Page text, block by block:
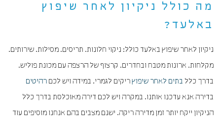
מה כולל ניקיון לאחר שיפוץ
באלעד?
ניקיון לאחר שיפוץ באלעד כולל: ניקוי חלונות. תריסים. מסילות. שירותים.
מקלחות. ארונות מטבח ובחדרים. קרצוף של הרצפה עם מכונת פוליש.
בדרך כלל בתים לאחר שיפוץריקים לגמרי. במידה ויש לכם רהיטים
בדירה אנא עדכנו אותנו. במקרה ויש לכם דירה מאוכלסת בדרך כלל
הניקיון ייקח יותר זמן מדירה ריקה. ישנם מצבים בהם אנחנו מוסיפים עוד